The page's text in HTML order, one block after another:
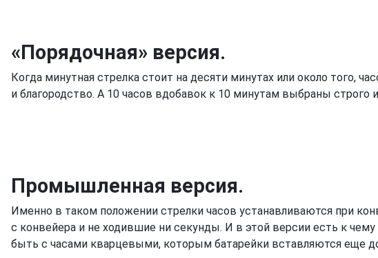
«Порядочная» версия.
Когда минутная стрелка стоит на десяти минутах или около того,
и благородство. А 10 часов вдобавок к 10 минутам выбраны
Промышленная версия.
Именно в таком положении стрелки часов устанавливаются при
с конвейера и не ходившие ни секунды. И в этой версии есть к
быть с часами кварцевыми, которым батарейки вставляются еще